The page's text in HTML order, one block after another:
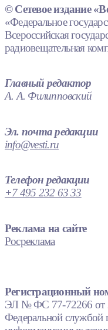
© Сетевое издание
«Федеральное
Всероссийская
радиовещательная
Главный редактор
А. А. Филипповский
Эл. почта редакции
info@vesti.ru
Телефон редакции
+7 495 232 63 33
Реклама на сайте
Росреклама
Регистрационный
ЭЛ № ФС 77-72266 от
Федеральной службой